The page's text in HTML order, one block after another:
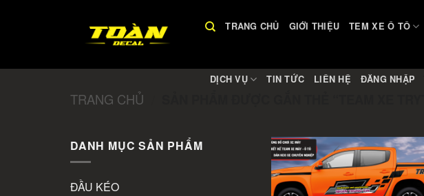
TRANG CHỦ GIỚI THIỆU TEM XE Ô TÔ
DỊCH VỤ TIN TỨC LIÊN HỆ ĐĂNG NHẬP
TRANG CHỦ
DANH MỤC SẢN PHẨM
ĐẦU KÉO